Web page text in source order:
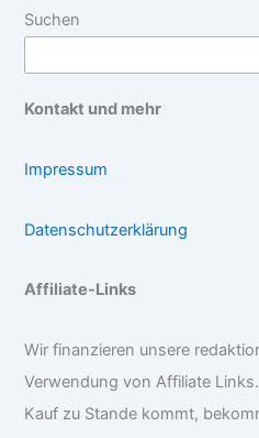
Suchen
Kontakt und mehr
Impressum
Datenschutzerklärung
Affiliate-Links
Wir finanzieren unsere
Verwendung von Affiliate
Kauf zu Stande kommt,